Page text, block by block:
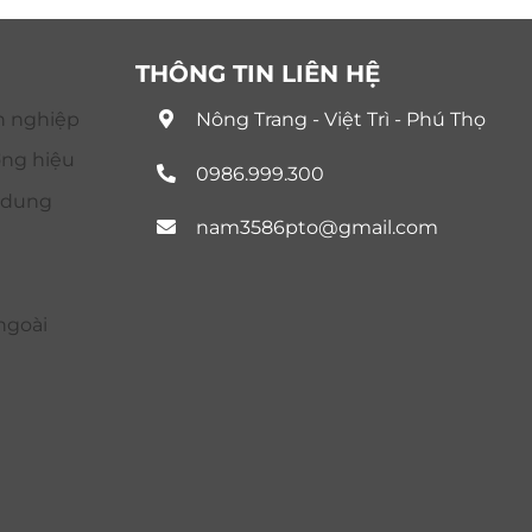
nghiệp
hiệu
THÔNG TIN LIÊN HỆ
Nông Trang - Việt Trì - Phú Thọ
0986.999.300
nam3586pto@gmail.com